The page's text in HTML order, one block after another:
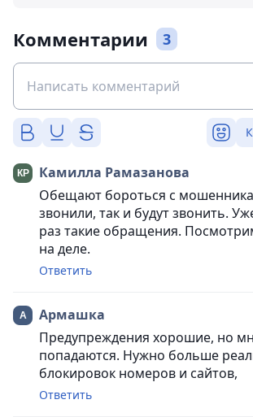
Комментарии 3
Камилла Рамазанова
Обещают бороться с
звонили, так и будут звонить.
раз такие обращения.
на деле.
Ответить
Армашка
Предупреждения хорошие, но
попадаются. Нужно больше
блокировок номеров и сайтов,
Ответить